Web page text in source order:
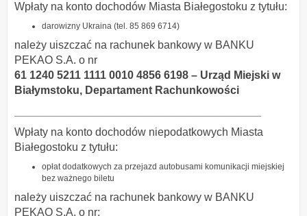
Wpłaty na konto dochodów Miasta Białegostoku z tytułu:
darowizny Ukraina (tel. 85 869 6714)
należy uiszczać na rachunek bankowy w BANKU
PEKAO S.A. o nr
61 1240 5211 1111 0010 4856 6198 – Urząd Miejski w
Białymstoku, Departament Rachunkowości
Wpłaty na konto dochodów niepodatkowych Miasta
Białegostoku z tytułu:
opłat dodatkowych za przejazd autobusami komunikacji miejskiej
bez ważnego biletu
należy uiszczać na rachunek bankowy w BANKU
PEKAO S.A. o nr: